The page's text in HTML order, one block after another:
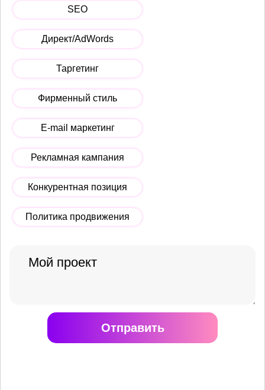
SEO
Директ/AdWords
Таргетинг
Фирменный стиль
E-mail маркетинг
Рекламная кампания
Конкурентная позиция
Политика продвижения
Отправить